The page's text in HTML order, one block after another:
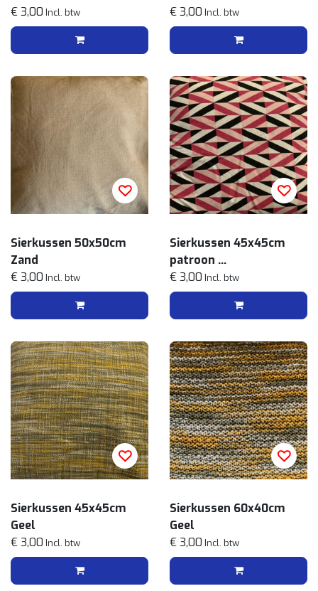
Pastel
€ 3,00 Incl. btw
€ 3,00 Incl. btw
Sierkussen 50x50cm
Zand
€ 3,00 Incl. btw
Sierkussen 45x45cm
patroon
Zwart Roze
€ 3,00 Incl. btw
Sierkussen 45x45cm
Geel
€ 3,00 Incl. btw
Sierkussen 60x40cm
Geel
€ 3,00 Incl. btw